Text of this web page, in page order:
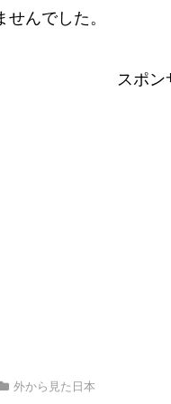
んでした。
スポン
外から見た日本